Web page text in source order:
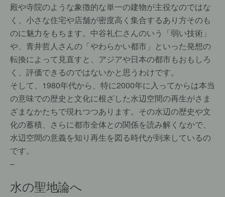
殿や寺院のような象徴的な単一の建物が主役なのではな
く、小さな住宅や店舗が密度高く集合するあり方そのも
のに魅力をもちます。中谷礼仁さんのいう「弱い技術」
や、青井哲人さんの「やわらかい都市」といった発想の
転換によって見直すと、アジアや日本の都市もおもしろ
く、評価できるのではないかと思うわけです。
そして、1980年代から、特に2000年に入ってからは本当
の意味での歴史と文化に根ざした水辺空間の再生がさま
ざまなかたちで現れつつあります。その水辺の歴史や文
化の蓄積、さらに都市全体との関係を読み解くなかで、
水辺空間の意義を知り再生を図る時代が到来しているの
です。
–
水の聖地論へ